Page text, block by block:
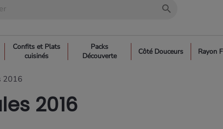
search
Confits et Plats
cuisinés
Packs
Découverte
Côté Douceurs Rayon
2016
2016